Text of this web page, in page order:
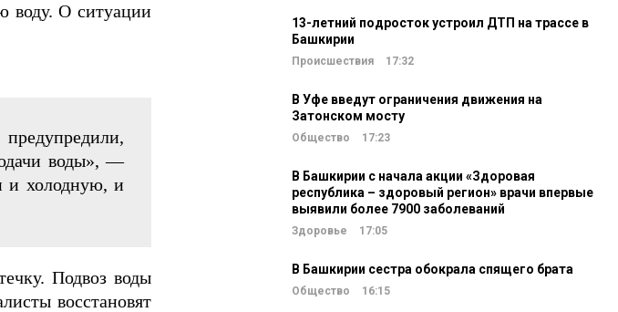
воду. О ситуации
воды», —
и холодную, и
Подвоз воды
восстановят
13-летний подросток устроил ДТП на трассе в
Башкирии
Происшествия 17:32
В Уфе введут ограничения движения на
Затонском мосту
Общество 17:23
В Башкирии с начала акции «Здоровая
республика – здоровый регион» врачи впервые
выявили более 7900 заболеваний
Здоровье 17:05
В Башкирии сестра обокрала спящего брата
Общество 16:15